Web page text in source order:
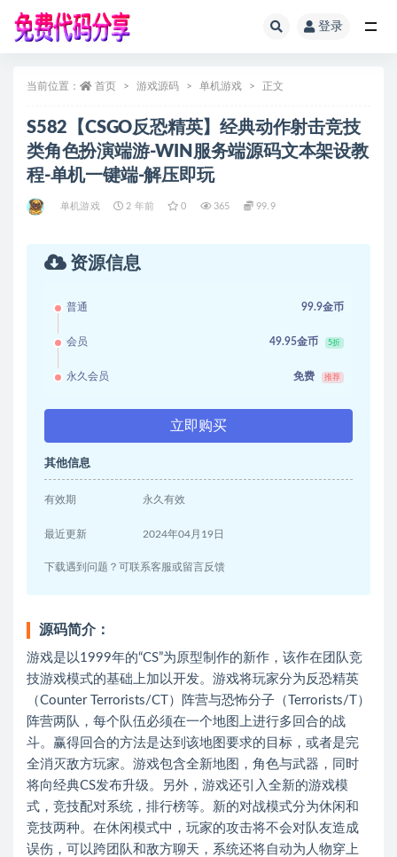
登录
当前位置： 首页 游戏源码 单机游戏 正文
S582【CSGO反恐精英】经典动作射击竞技
类角色扮演端游-WIN服务端源码文本架设教
程-单机一键端-解压即玩
单机游戏 2 年前 0 365 99.9
资源信息
普通 99.9金币
会员 49.95金币 5折
永久会员 免费 推荐
立即购买
其他信息
有效期 永久有效
最近更新 2024年04月19日
下载遇到问题？可联系客服或留言反馈
源码简介：
游戏是以1999年的“CS”为原型制作的新作，该作在团队竞
技游戏模式的基础上加以开发。游戏将玩家分为反恐精英
（Counter Terrorists/CT）阵营与恐怖分子（Terrorists/T）
阵营两队，每个队伍必须在一个地图上进行多回合的战
斗。赢得回合的方法是达到该地图要求的目标，或者是完
全消灭敌方玩家。游戏包含全新地图，角色与武器，同时
将向经典CS发布升级。另外，游戏还引入全新的游戏模
式，竞技配对系统，排行榜等。新的对战模式分为休闲和
竞技两种。在休闲模式中，玩家的攻击将不会对队友造成
误伤，可以跨团队和敌方聊天，系统还将自动为人物穿上